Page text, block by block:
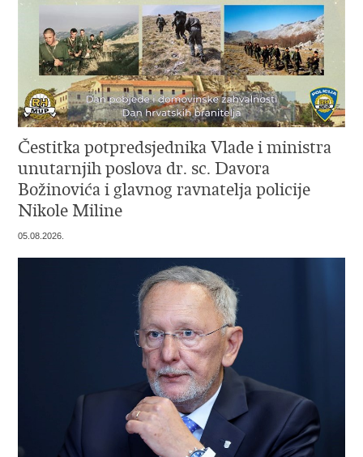
Čestitka potpredsjednika Vlade i ministra
unutarnjih poslova dr. sc. Davora
Božinovića i glavnog ravnatelja policije
Nikole Miline
05.08.2026.